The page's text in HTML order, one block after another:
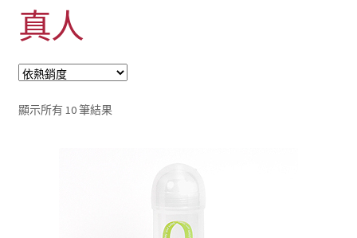
真人
顯示所有 10 筆結果依